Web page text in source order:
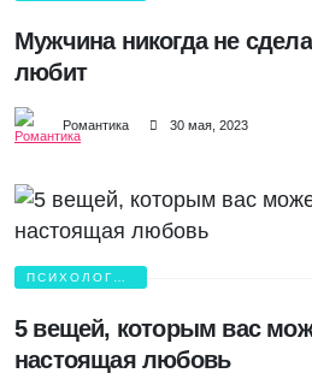
Мужчина никогда не
любит
Романтика 30 мая, 2023
ПСИХОЛОГИЯ
5 вещей, которым вас
настоящая любовь